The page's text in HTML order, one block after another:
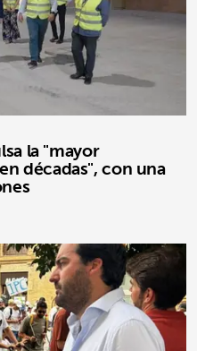
la "mayor
décadas", con una